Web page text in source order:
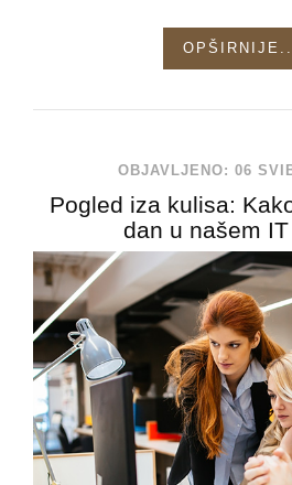
OBJAVLJENO: 06
Pogled iza kulisa:
dan u našem